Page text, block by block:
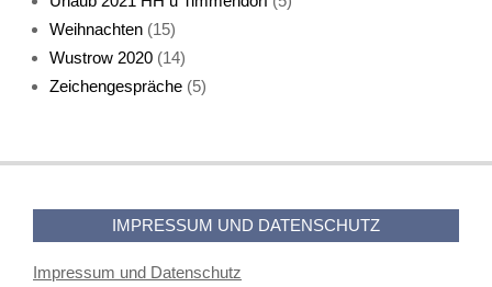
Weihnachten (15)
Wustrow 2020 (14)
Zeichengespräche (5)
IMPRESSUM UND DATENSCHUTZ
Impressum und Datenschutz